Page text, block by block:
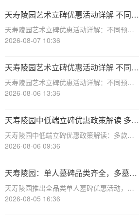
天寿陵园艺术立碑优惠活动详解 不同预
算专属让利方案
天寿陵园艺术立碑优惠活动详解：不同预算
专属让利方案☎ 天寿陵园电话:400-838-
一，一直以其独特的艺术氛围和高品质的服
务赢得了广泛赞誉。为了满足不同客户
2026-08-07 10:36
天寿陵园艺术立碑优惠活动详解 不同预
算专属让利方案详解
天寿陵园艺术立碑优惠活动详解：不同预算
专属让利方案详解☎ 天寿陵园电话:400-838-
来越注重个性化与艺术性。天寿陵园作为知
名的陵园品牌，一直致力于提供高
2026-08-06 13:36
天寿陵园中低端立碑优惠政策解读 多款
特价墓位限时开抢：性价比之选，抢购
进行时
天寿陵园中低端立碑优惠政策解读：多款特
价墓位限时开抢，性价比之选，抢购进行时
途中，每个人都会面临生老病死的自然规
律。当亲人离去，我们如何安放他们的
2026-08-06 09:36
天寿陵园：单人墓碑品类齐全，多墓型
组合选购享折上折优惠
天寿陵园推出全品类单人墓碑优惠活动，多
墓型组合选购更享折上折优惠☎ 天寿陵园电
2026-08-05 16:36